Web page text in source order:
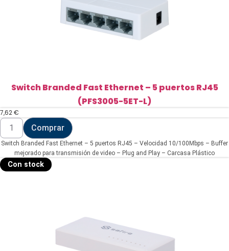
Switch Branded Fast Ethernet – 5 puertos RJ45
(PFS3005-5ET-L)
7,62€
Switch
Branded
Fast
Ethernet
5
puertos
Comprar
Switch Branded Fast Ethernet – 5 puertos RJ45 – Velocidad 10/100Mbps – Buffer
mejorado para transmisión de video – Plug and Play – Carcasa Plástico
Con stock